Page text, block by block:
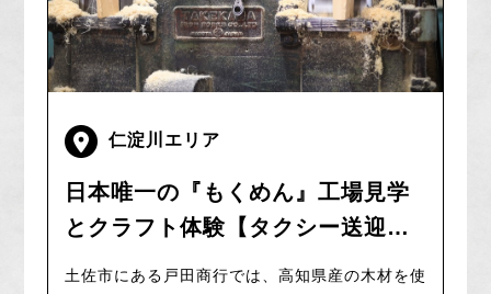
仁淀川エリア
日本唯一の『もくめん』工場見学
とクラフト体験【タクシー送迎付
き】
土佐市にある戸田商行では、高知県産の木材を使